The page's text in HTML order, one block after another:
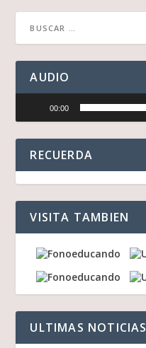
AUDIO
audio
00:00
RECUERDA
VISITA TAMBIEN
ULTIMAS NOTICIAS